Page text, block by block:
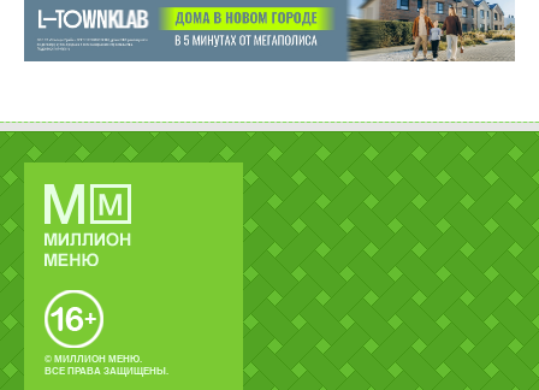
© МИЛЛИОН МЕНЮ.
ВСЕ ПРАВА ЗАЩИЩЕНЫ.